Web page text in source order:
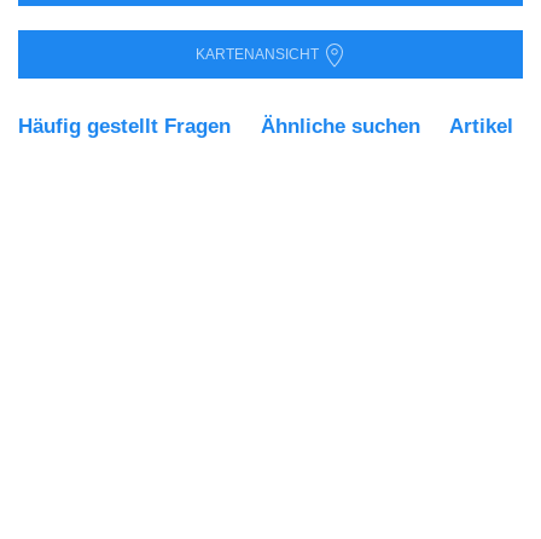
KARTENANSICHT
Häufig gestellt Fragen Ähnliche suchen Artikel